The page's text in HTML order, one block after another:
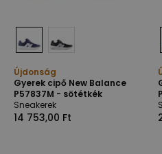
Újdonság
Gyerek cipő New Balance
P57837M - sötétkék
Sneakerek
14 753,00 Ft